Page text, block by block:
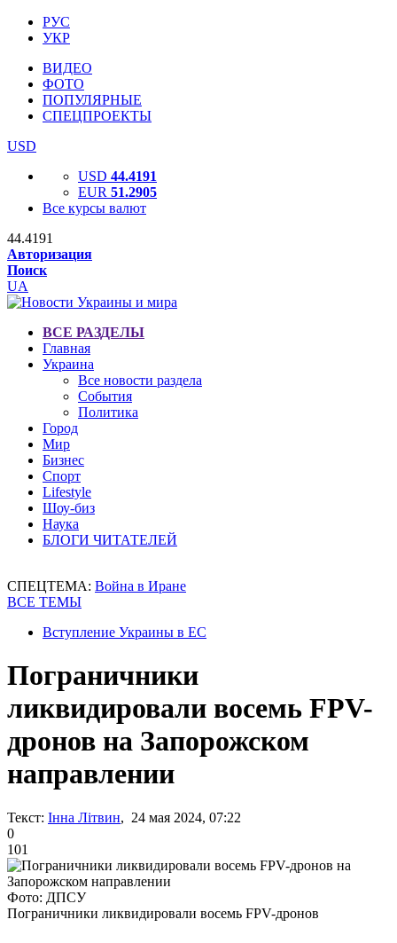
РУС
УКР
ВИДЕО
ФОТО
ПОПУЛЯРНЫЕ
СПЕЦПРОЕКТЫ
USD
USD 44.4191
EUR 51.2905
Все курсы валют
44.4191
Авторизация
Поиск
UA
ВСЕ РАЗДЕЛЫ
Главная
Украина
Все новости раздела
События
Политика
Город
Мир
Бизнес
Спорт
Lifestyle
Шоу-биз
Наука
БЛОГИ ЧИТАТЕЛЕЙ
СПЕЦТЕМА: Война в Иране
ВСЕ ТЕМЫ
Вступление Украины в ЕС
Пограничники
ликвидировали восемь FPV-
дронов на Запорожском
направлении
Текст: Інна Літвин, 24 мая 2024, 07:22
0
101
Фото: ДПСУ
Пограничники ликвидировали восемь FPV-дронов